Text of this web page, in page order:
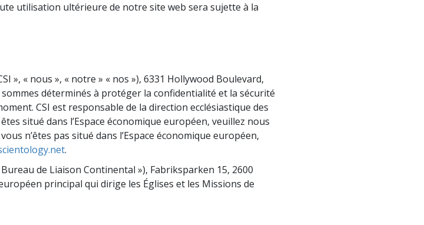
La communication
utilisation ultérieure de notre site web sera sujette à la
», « nous », « notre » « nos »), 6331 Hollywood Boulevard,
sommes déterminés à protéger la confidentialité et la sécurité
CSI est responsable de la direction ecclésiastique des
situé dans l’Espace économique européen, veuillez nous
vous n’êtes pas situé dans l’Espace économique européen,
.
Bureau de Liaison Continental »), Fabriksparken 15, 2600
principal qui dirige les Églises et les Missions de